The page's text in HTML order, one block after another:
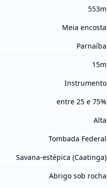
553m
Meia encosta
Parnaíba
15m
Instrumento
entre 25 e 75%
Alta
Tombada Federal
Savana-estépica (Caatinga)
Abrigo sob rocha